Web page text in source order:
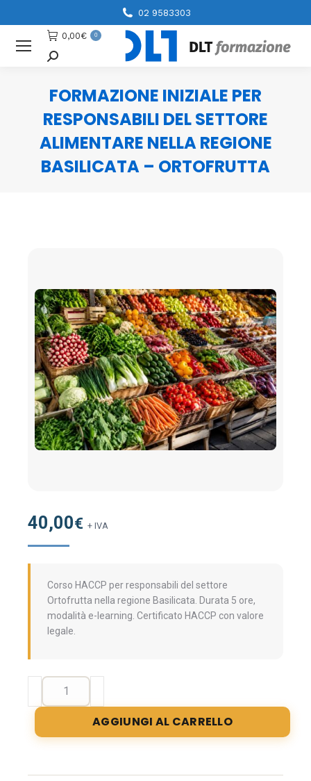
02 9583303
0,00€ 0
Cerca
FORMAZIONE INIZIALE PER
RESPONSABILI DEL SETTORE
ALIMENTARE NELLA REGIONE
BASILICATA – ORTOFRUTTA
40,00€ + IVA
Corso HACCP per responsabili del settore
Ortofrutta nella regione Basilicata. Durata 5 ore,
modalità e-learning. Certificato HACCP con valore
legale.
Formazione
per
responsabili
alimentare
AGGIUNGI AL CARRELLO